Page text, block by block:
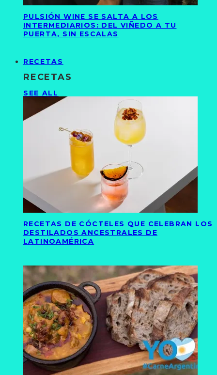
PULSIÓN WINE SE SALTA A LOS
INTERMEDIARIOS: DEL VIÑEDO A TU
PUERTA, SIN ESCALAS
RECETAS
RECETAS
SEE ALL
RECETAS DE CÓCTELES QUE CELEBRAN LOS
DESTILADOS ANCESTRALES DE
LATINOAMÉRICA